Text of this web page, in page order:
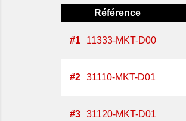
Référence
#1 11333-MKT-D00
#2 31110-MKT-D01
#3 31120-MKT-D01